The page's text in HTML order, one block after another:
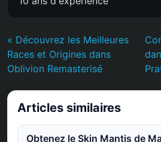
« Découvrez les Meilleures
Races et Origines dans
Oblivion Remasterisé
Articles similaires
Obtenez le Skin Mantis de